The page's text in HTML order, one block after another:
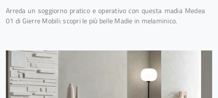
Arreda un soggiorno pratico e operativo con questa madia Medea
01 di Gierre Mobili: scopri le più belle Madie in melaminico.